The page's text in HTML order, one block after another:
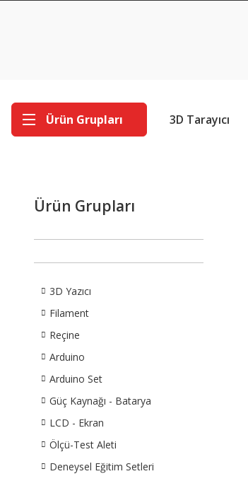
Ürün Grupları 3D Tarayıcı
Ürün Grupları
3D Yazıcı
Filament
Reçine
Arduino
Arduino Set
Güç Kaynağı - Batarya
LCD - Ekran
Ölçü-Test Aleti
Deneysel Eğitim Setleri